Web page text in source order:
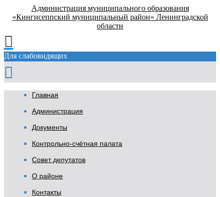
Администрация муниципального образования
«Кингисеппский муниципальный район» Ленинградской
области
Для слабовидящих
Главная
Администрация
Документы
Контрольно-счётная палата
Совет депутатов
О районе
Контакты